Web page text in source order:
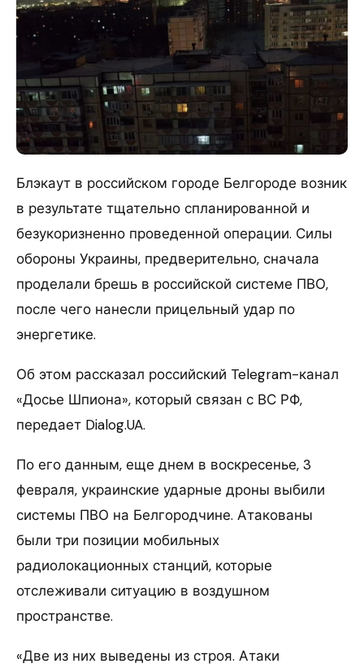
Блэкаут в российском городе Белгороде возник
в результате тщательно спланированной и
безукоризненно проведенной операции. Силы
обороны Украины, предверительно, сначала
проделали брешь в российской системе ПВО,
после чего нанесли прицельный удар по
энергетике.
Об этом рассказал российский Telegram-канал
«Досье Шпиона», который связан с ВС РФ,
передает Dialog.UA.
По его данным, еще днем в воскресенье, 3
февраля, украинские ударные дроны выбили
системы ПВО на Белгородчине. Атакованы
были три позиции мобильных
радиолокационных станций, которые
отслеживали ситуацию в воздушном
пространстве.
«Две из них выведены из строя. Атаки